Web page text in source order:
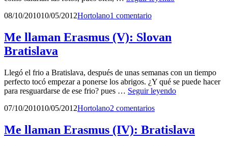
Publicado
08/10/201010/05/2012por
Hortolano1 comentario
Me llaman Erasmus (V): Slovan
Bratislava
Llegó el frio a Bratislava, después de unas semanas con un tiempo
perfecto tocó empezar a ponerse los abrigos. ¿Y qué se puede hacer
para resguardarse de ese frio? pues … Seguir leyendoMe
Slovan
Bratislava
Publicado
07/10/201010/05/2012por
Hortolano2 comentarios
Me llaman Erasmus (IV): Bratislava